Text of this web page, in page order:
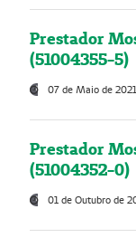
Prestador
(51004355-5)
07 de Maio de 2021
Prestador
(51004352-0)
01 de Outubro de